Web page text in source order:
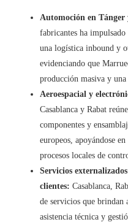
Automoción en
fabricantes ha
una logística inbound y
evidenciando que
producción masiva y
Aeroespacial y
Casablanca y Rabat
componentes y
europeos, apoyándose
procesos locales de
Servicios
clientes: Casablanca,
de servicios que brindan
asistencia técnica y